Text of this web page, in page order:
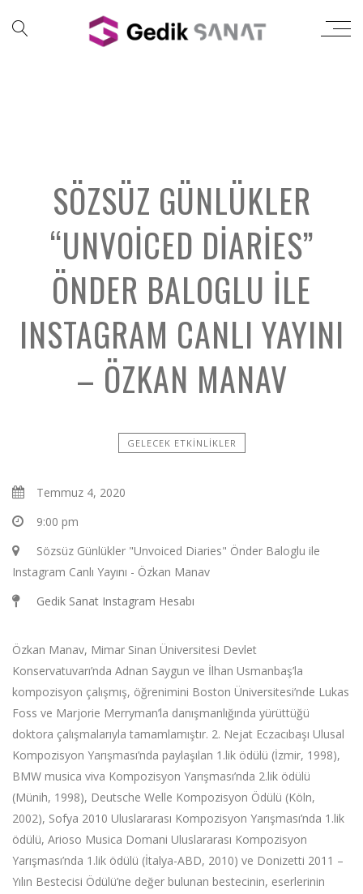
SÖZSÜZ GÜNLÜKLER
“UNVOICED DIARIES”
ÖNDER BALOGLU ILE
INSTAGRAM CANLI YAYINI
– ÖZKAN MANAV
GELECEK ETKINLIKLER
Temmuz 4, 2020
9:00 pm
Sözsüz Günlükler "Unvoiced Diaries" Önder Baloglu ile
Instagram Canlı Yayını - Özkan Manav
Gedik Sanat Instagram Hesabı
Özkan Manav, Mimar Sinan Üniversitesi Devlet
Konservatuvarı’nda Adnan Saygun ve İlhan Usmanbaş’la
kompozisyon çalışmış, öğrenimini Boston Üniversitesi’nde Lukas
Foss ve Marjorie Merryman’la danışmanlığında yürüttüğü
doktora çalışmalarıyla tamamlamıştır. 2. Nejat Eczacıbaşı Ulusal
Kompozisyon Yarışması’nda paylaşılan 1.lik ödülü (İzmir, 1998),
BMW musica viva Kompozisyon Yarışması’nda 2.lik ödülü
(Münih, 1998), Deutsche Welle Kompozisyon Ödülü (Köln,
2002), Sofya 2010 Uluslararası Kompozisyon Yarışması’nda 1.lik
ödülü, Arioso Musica Domani Uluslararası Kompozisyon
Yarışması’nda 1.lik ödülü (İtalya-ABD, 2010) ve Donizetti 2011 –
Yılın Bestecisi Ödülü’ne değer bulunan bestecinin, eserlerinin